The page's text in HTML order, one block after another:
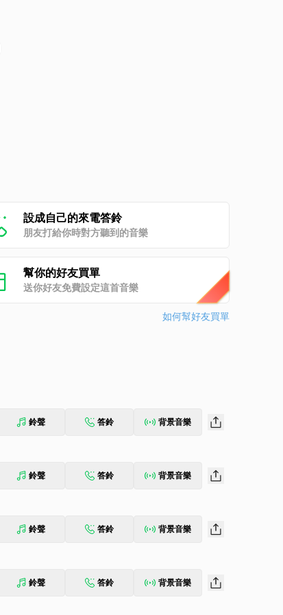
設成自己的來電答鈴
朋友打給你時對方聽到的音樂
幫你的好友買單
送你好友免費設定這首音樂
如何幫好友買單
鈴聲 答鈴 背景音樂
鈴聲 答鈴 背景音樂
鈴聲 答鈴 背景音樂
鈴聲 答鈴 背景音樂